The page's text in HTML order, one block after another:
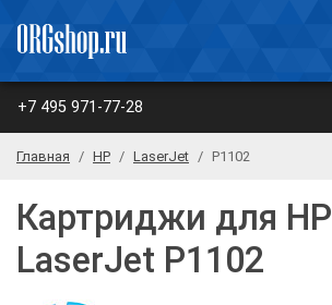
+7 495 971-77-28
Главная HP LaserJet P1102
Картриджи для HP
LaserJet P1102